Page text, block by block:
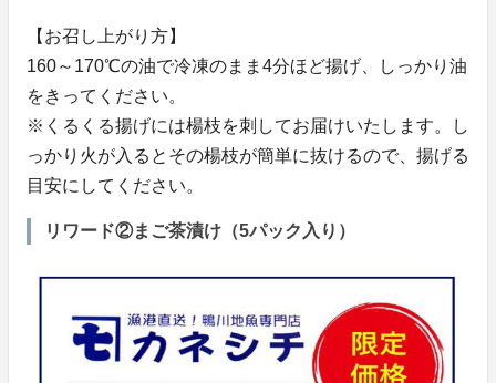
【お召し上がり方】
160～170℃の油で冷凍のまま4分ほど揚げ、しっかり油
をきってください。
※くるくる揚げには楊枝を刺してお届けいたします。し
っかり火が入るとその楊枝が簡単に抜けるので、揚げる
目安にしてください。
リワード②まご茶漬け（5パック入り）